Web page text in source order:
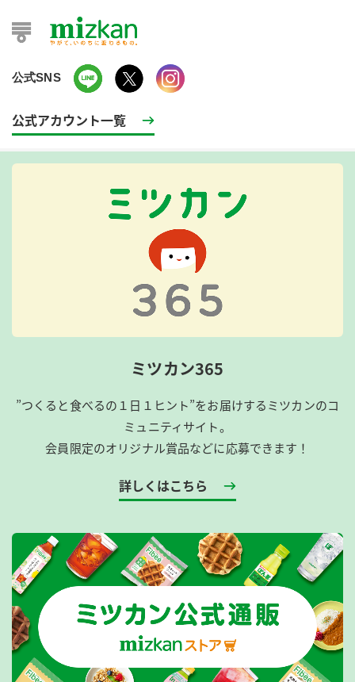
公式SNS
公式アカウント一覧
ミツカン365
”つくると食べるの１日１ヒント”をお届けするミツカンのコ
ミュニティサイト。
会員限定のオリジナル賞品などに応募できます！
詳しくはこちら